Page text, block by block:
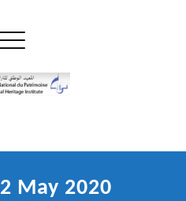
Toggle navigation
May 2020